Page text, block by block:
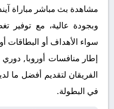
مشاهدة بث مباشر مباراة
وبجودة عالية، مع توفير
سواء الأهداف أو البطاقات
إطار منافسات أوروبا, دوري
الفريقان لتقديم أفضل ما
في البطولة.